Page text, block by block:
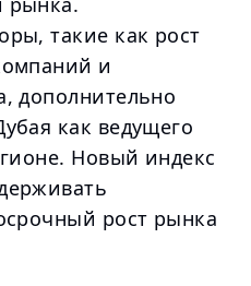
такие как рост
и
дополнительно
как ведущего
Новый индекс
рост рынка